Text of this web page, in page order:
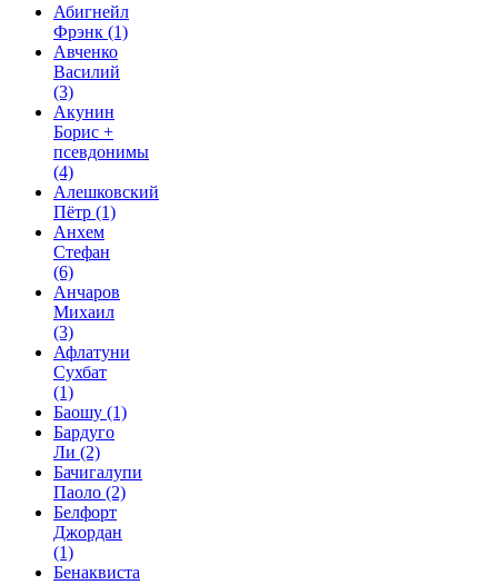
Абигнейл
Фрэнк (1)
Авченко
Василий
(3)
Акунин
Борис +
псевдонимы
(4)
Алешковский
Пётр (1)
Анхем
Стефан
(6)
Анчаров
Михаил
(3)
Афлатуни
Сухбат
(1)
Баошу (1)
Бардуго
Ли (2)
Бачигалупи
Паоло (2)
Белфорт
Джордан
(1)
Бенаквиста